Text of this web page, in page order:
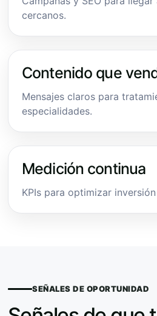
cercanos.
Contenido que
Mensajes claros para
especialidades.
Medición continua
KPIs para optimizar
SEÑALES DE OPORTUNIDAD